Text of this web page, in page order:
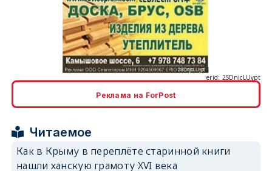
Реклама на ForPost
Читаемое
Как в Крыму в переплёте старинной книги
нашли ханскую грамоту XVI века